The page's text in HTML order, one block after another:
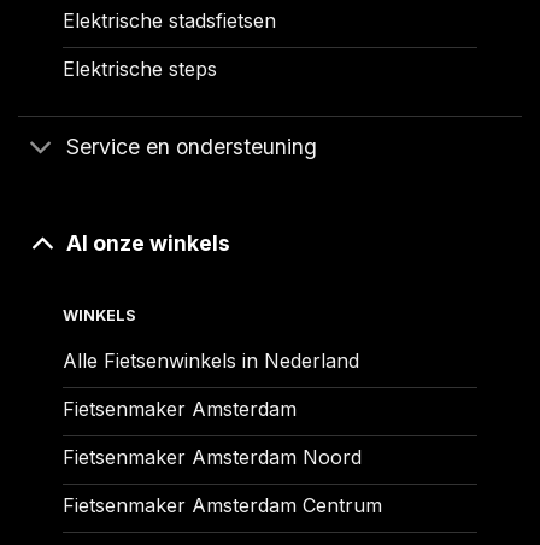
Elektrische stadsfietsen
Elektrische steps
Service en ondersteuning
Al onze winkels
WINKELS
Alle Fietsenwinkels in Nederland
Fietsenmaker Amsterdam
Fietsenmaker Amsterdam Noord
Fietsenmaker Amsterdam Centrum